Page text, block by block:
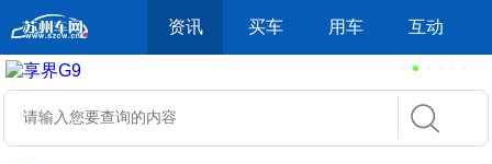
资讯 买车 用车 互动